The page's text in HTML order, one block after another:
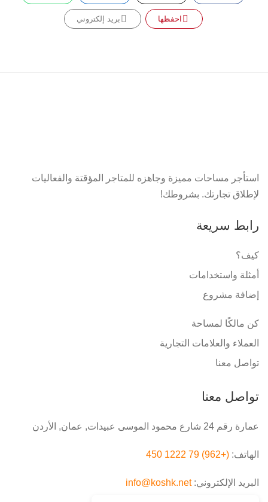
احفظها بريد إلكتروني
استأجر مساحات مميزة وجاهزه للمتاجر المؤقتة والفعاليات
لإطلاق تجارتك. بشروطك!
رابط سريعة
كيف؟
أمثلة واستخدامات
إضافة مشروع
كن مالكًا لمساحة
العملاء والعلامات التجارية
تواصل معنا
تواصل معنا
عمارة رقم 24 شارع محمود الموسى عبيدات, عمان, الأردن
الهاتف: (+962) 79 1222 450
البريد الإلكتروني:info@koshk.net